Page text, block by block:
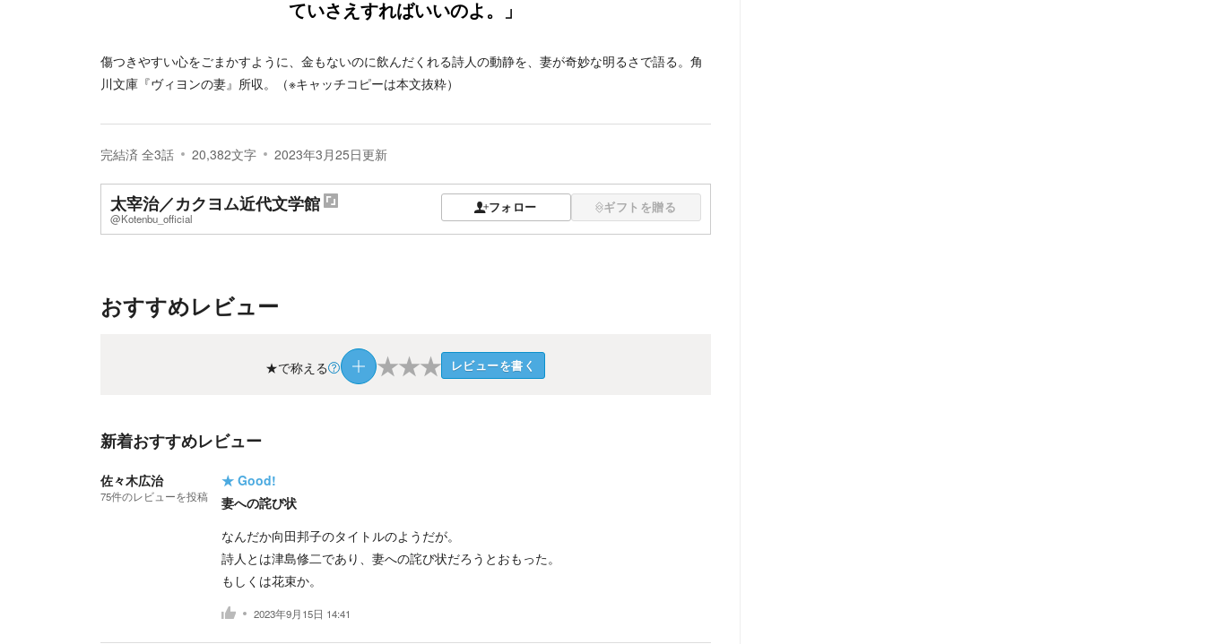
ていさえすればいいのよ。」
傷つきやすい心をごまかすように、金もないのに飲んだくれる詩人の動静を、妻が奇妙な明るさで語る。角
川文庫『ヴィヨンの妻』所収。（※キャッチコピーは本文抜粋）
完結済 全3話 20,382文字 2023年3月25日更新
太宰治／カクヨム近代文学館
@Kotenbu_official
フォロー ギフトを贈る
おすすめレビュー
★で称える ★★★ レビューを書く
新着おすすめレビュー
佐々木広治
75件のレビューを投稿
★ Good!
妻への詫び状
なんだか向田邦子のタイトルのようだが。
詩人とは津島修二であり、妻への詫び状だろうとおもった。
もしくは花束か。
2023年9月15日 14:41